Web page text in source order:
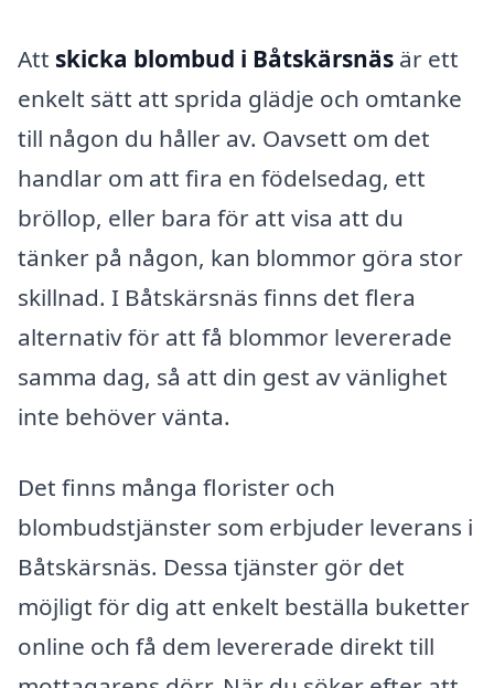
Att skicka blombud i Båtskärsnäs är ett
enkelt sätt att sprida glädje och omtanke
till någon du håller av. Oavsett om det
handlar om att fira en födelsedag, ett
bröllop, eller bara för att visa att du
tänker på någon, kan blommor göra stor
skillnad. I Båtskärsnäs finns det flera
alternativ för att få blommor levererade
samma dag, så att din gest av vänlighet
inte behöver vänta.
Det finns många florister och
blombudstjänster som erbjuder leverans i
Båtskärsnäs. Dessa tjänster gör det
möjligt för dig att enkelt beställa buketter
online och få dem levererade direkt till